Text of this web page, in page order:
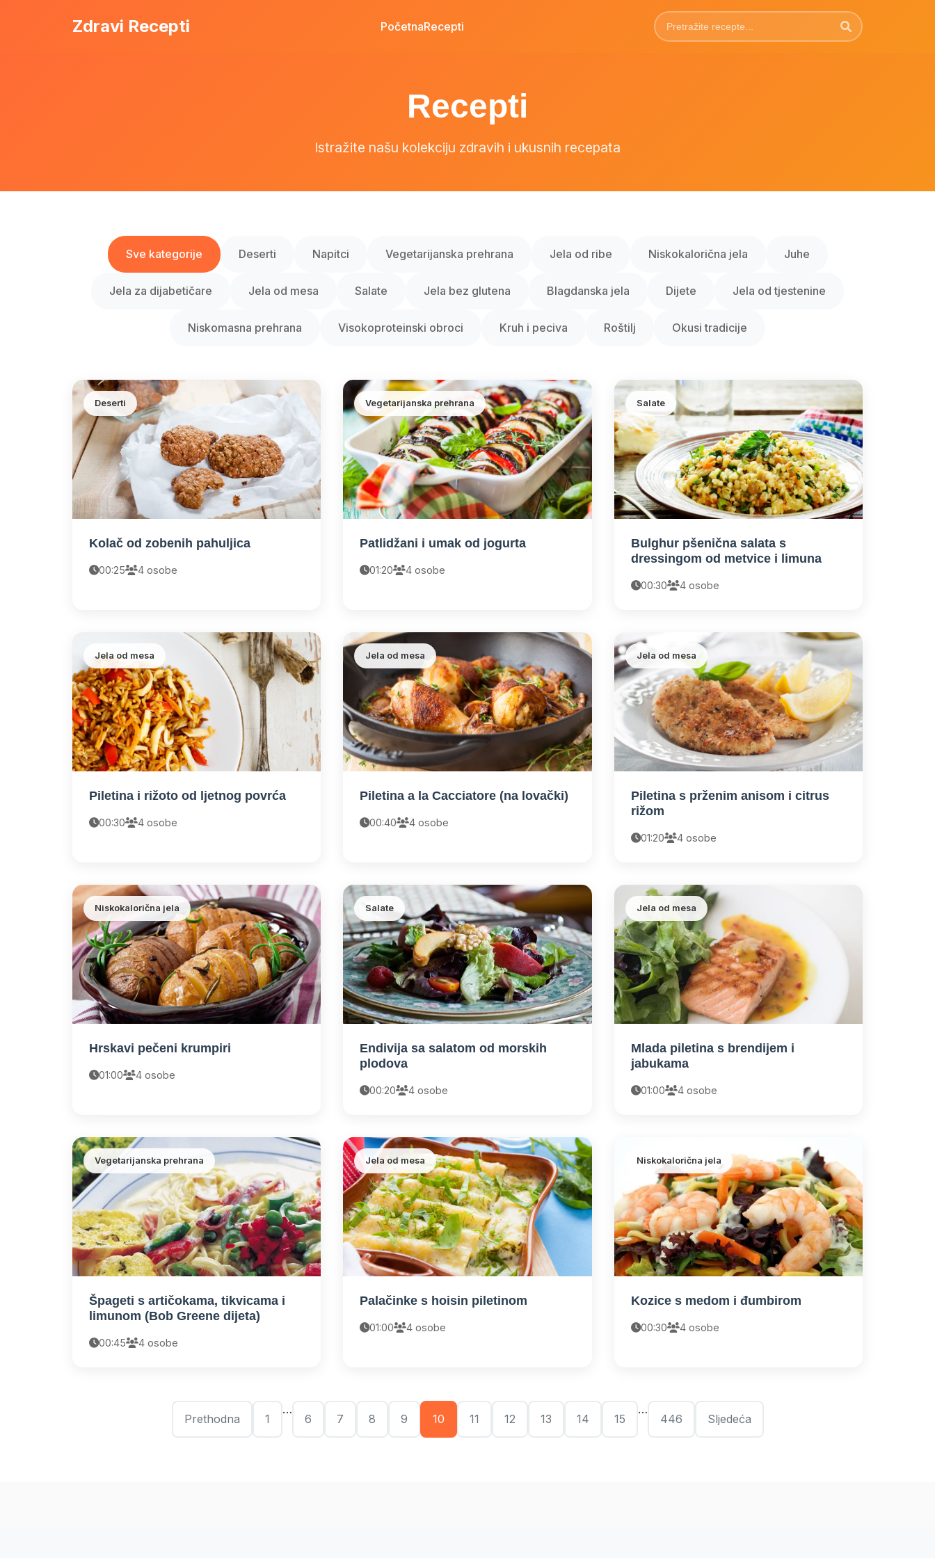
Zdravi Recepti PočetnaRecepti
Recepti
Istražite našu kolekciju zdravih i ukusnih recepata
Sve kategorije Deserti Napitci Vegetarijanska prehrana Jela od ribe Niskokalorična jela Juhe
Jela za dijabetičare Jela od mesa Salate Jela bez glutena Blagdanska jela Dijete Jela od tjestenine
Niskomasna prehrana Visokoproteinski obroci Kruh i peciva Roštilj Okusi tradicije
Deserti
Kolač od zobenih pahuljica
00:25 4 osobe
Vegetarijanska prehrana
Patlidžani i umak od jogurta
01:20 4 osobe
Salate
Bulghur pšenična salata s
dressingom od metvice i limuna
00:30 4 osobe
Jela od mesa
Piletina i rižoto od ljetnog povrća
00:30 4 osobe
Jela od mesa
Piletina a la Cacciatore (na lovački)
00:40 4 osobe
Jela od mesa
Piletina s prženim anisom i citrus
rižom
01:20 4 osobe
Niskokalorična jela
Hrskavi pečeni krumpiri
01:00 4 osobe
Salate
Endivija sa salatom od morskih
plodova
00:20 4 osobe
Jela od mesa
Mlada piletina s brendijem i
jabukama
01:00 4 osobe
Vegetarijanska prehrana
Špageti s artičokama, tikvicama i
limunom (Bob Greene dijeta)
00:45 4 osobe
Jela od mesa
Palačinke s hoisin piletinom
01:00 4 osobe
Niskokalorična jela
Kozice s medom i đumbirom
00:30 4 osobe
Prethodna 1
…
6 7 8 9 10 11 12 13 14 15
…
446 Sljedeća